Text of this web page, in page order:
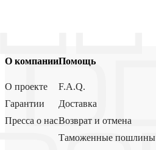
О компании
О проекте
Гарантии
Пресса о нас
Помощь
F.A.Q.
Доставка
Возврат и отмена
Таможенные пошлины